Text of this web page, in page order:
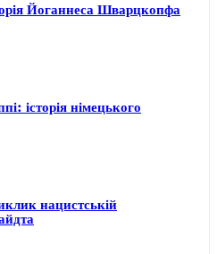
Йоганнеса Шварцкопфа
історія німецького
нацистській